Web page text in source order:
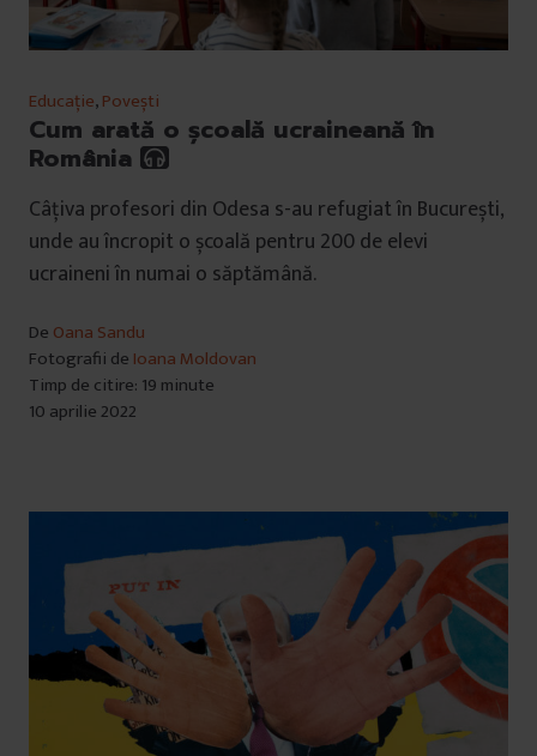
Educație,Povești
Cum arată o școală ucraineană în
România
Câțiva profesori din Odesa s-au refugiat în București,
unde au încropit o școală pentru 200 de elevi
ucraineni în numai o săptămână.
De Oana Sandu
Fotografii de Ioana Moldovan
Timp de citire: 19 minute
10 aprilie 2022